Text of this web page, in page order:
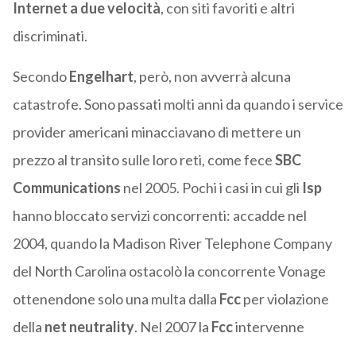
Internet a due velocità, con siti favoriti e altri
discriminati.
SecondoEngelhart, però, non avverrà alcuna
catastrofe. Sono passati molti anni da quando i service
provider americani minacciavano di mettere un
prezzo al transito sulle loro reti, come feceSBC
Communications nel 2005. Pochi i casi in cui gli Isp
hanno bloccato servizi concorrenti: accadde nel
2004, quando la Madison River Telephone Company
del North Carolina ostacolò la concorrente Vonage
ottenendone solo una multa dalla Fccper violazione
della net neutrality. Nel 2007 la Fccintervenne